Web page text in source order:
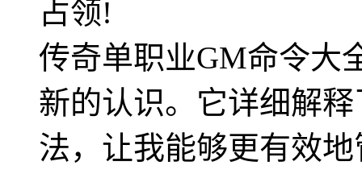
占领!
传奇单职业GM命令大
新的认识。它详细解
法，让我能够更有效